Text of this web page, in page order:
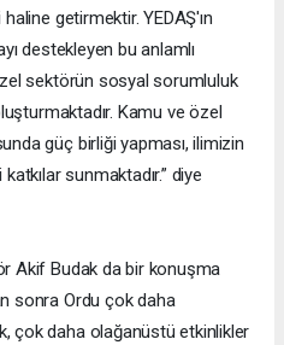
getirmektir. YEDAŞ'ın
destekleyen bu anlamlı
sektörün sosyal sorumluluk
Kamu ve özel
güç birliği yapması, ilimizin
sunmaktadır.” diye
Akif Budak da bir konuşma
sonra Ordu çok daha
çok daha olağanüstü etkinlikler